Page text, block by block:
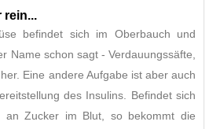
rein...
befindet sich im Oberbauch und
Name schon sagt - Verdauungssäfte,
Eine andere Aufgabe ist aber auch
des Insulins. Befindet sich
an Zucker im Blut, so bekommt die